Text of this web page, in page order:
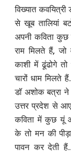
विख्यात
से खूब तालियां
अपनी कविता
राम मिलते हैं, जो
काशी में ढूंढोगे
चारों धाम मिलते
डॉ अशोक बत्रा
उत्तर प्रदेश से आए
कविता में कुछ यूं
के तो मन की
पावन कर देती